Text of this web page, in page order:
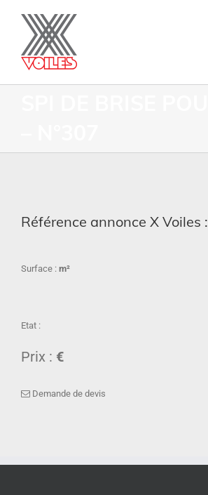
Référence annonce X Voiles :
Surface : m²
Etat :
Prix : €
Demande de devis